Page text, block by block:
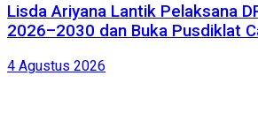
Lisda Ariyana Lantik Pelaksana
2026–2030 dan Buka Pusdiklat
4 Agustus 2026